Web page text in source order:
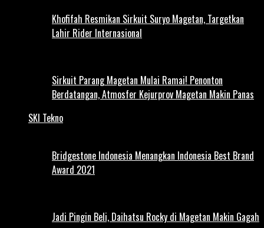
Khofifah Resmikan Sirkuit Suryo Magetan, Targetkan
Lahir Rider Internasional
Sirkuit Parang Magetan Mulai Ramai! Penonton
Berdatangan, Atmosfer Kejurprov Magetan Makin Panas
SKI Tekno
Bridgestone Indonesia Menangkan Indonesia Best Brand
Award 2021
Jadi Pingin Beli, Daihatsu Rocky di Magetan Makin Gagah